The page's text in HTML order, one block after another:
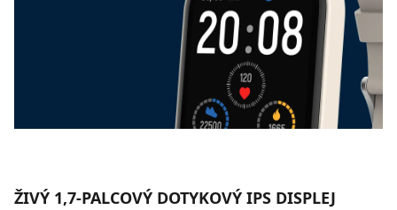
ŽIVÝ 1,7-PALCOVÝ DOTYKOVÝ IPS DISPLEJ